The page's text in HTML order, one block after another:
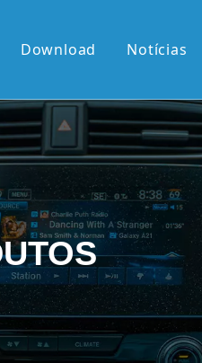
Download Notícias